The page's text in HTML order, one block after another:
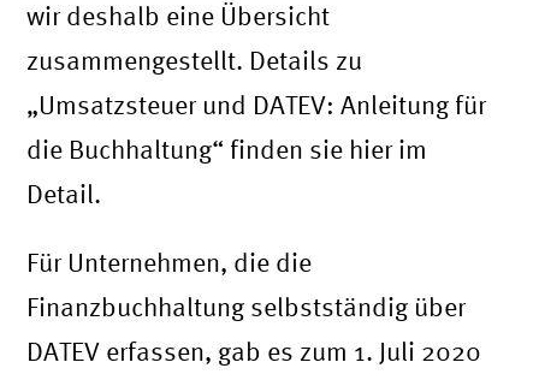
wir deshalb eine Übersicht
zusammengestellt. Details zu
„Umsatzsteuer und DATEV: Anleitung für
die Buchhaltung“ finden sie hier im
Detail.
Für Unternehmen, die die
Finanzbuchhaltung selbstständig über
DATEV erfassen, gab es zum 1. Juli 2020